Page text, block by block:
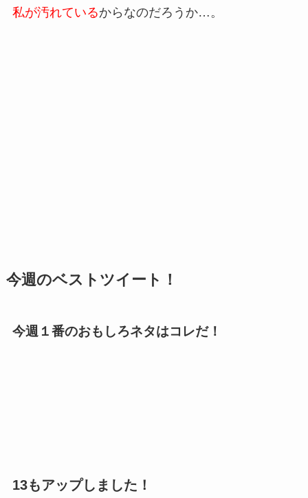
私が汚れているからなのだろうか…。
今週のベストツイート！
今週１番のおもしろネタはコレだ！
13もアップしました！